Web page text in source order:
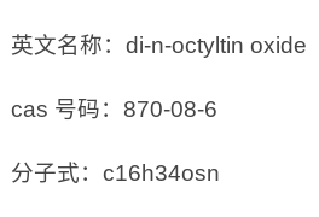
英文名称：di-n-octyltin oxide
cas 号码：870-08-6
分子式：c16h34osn